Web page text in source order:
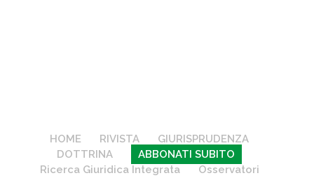
HOME RIVISTA
GIURISPRUDENZA
DOTTRINA
ABBONATI SUBITO
Ricerca Giuridica Integrata
Osservatori